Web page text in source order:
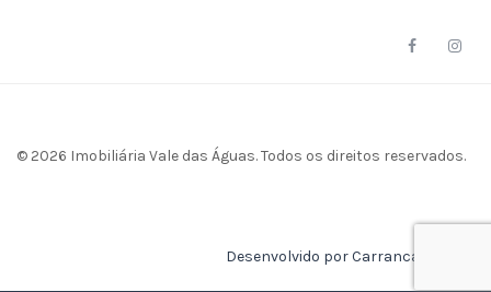
© 2026 Imobiliária Vale das Águas. Todos os direitos reservados.
Desenvolvido por Carranca Design.